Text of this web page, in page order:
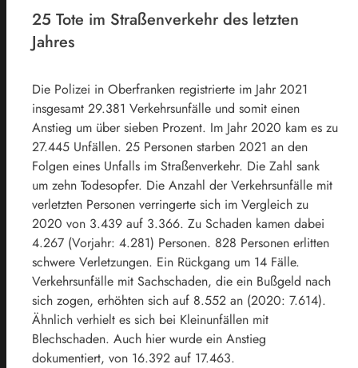
25 Tote im Straßenverkehr des letzten
Jahres
Die Polizei in Oberfranken registrierte im Jahr 2021
insgesamt 29.381 Verkehrsunfälle und somit einen
Anstieg um über sieben Prozent. Im Jahr 2020 kam es zu
27.445 Unfällen. 25 Personen starben 2021 an den
Folgen eines Unfalls im Straßenverkehr. Die Zahl sank
um zehn Todesopfer. Die Anzahl der Verkehrsunfälle mit
verletzten Personen verringerte sich im Vergleich zu
2020 von 3.439 auf 3.366. Zu Schaden kamen dabei
4.267 (Vorjahr: 4.281) Personen. 828 Personen erlitten
schwere Verletzungen. Ein Rückgang um 14 Fälle.
Verkehrsunfälle mit Sachschaden, die ein Bußgeld nach
sich zogen, erhöhten sich auf 8.552 an (2020: 7.614).
Ähnlich verhielt es sich bei Kleinunfällen mit
Blechschaden. Auch hier wurde ein Anstieg
dokumentiert, von 16.392 auf 17.463.